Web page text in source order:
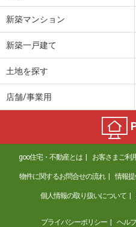
新築マンション
新築一戸建て
土地を探す
店舗/事業用
goo住宅・不動産とは お客さまご利
物件に関するお問合せの流れ 情報提
個人情報の取り扱いについて
プライバシーポリシー ヘルプ